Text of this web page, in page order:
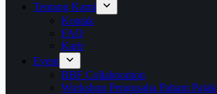
Tentang Kami
Kontak
FAQ
Karir
Event
BBF Collaboration
Workshop Pengusaha Paham Pajak